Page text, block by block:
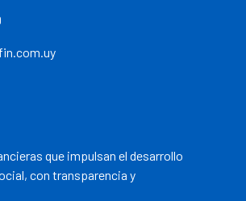
que impulsan el desarrollo
con transparencia y